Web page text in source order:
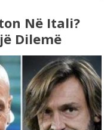
Në Itali?
Dilemë